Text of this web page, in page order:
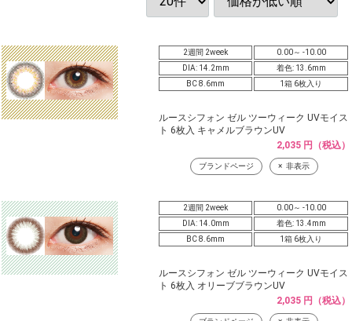
2週間 2week
0.00～ -10.00
DIA: 14.2mm
着色: 13.6mm
BC 8.6mm
1箱 6枚入り
ルースシフォン ゼル ツーウィーク UVモイス
ト 6枚入 キャメルブラウンUV
2,035 円（税込）
ブランドページ 非表示
2週間 2week
0.00～ -10.00
DIA: 14.0mm
着色: 13.4mm
BC 8.6mm
1箱 6枚入り
ルースシフォン ゼル ツーウィーク UVモイス
ト 6枚入 オリーブブラウンUV
2,035 円（税込）